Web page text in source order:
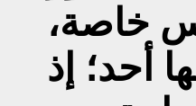
خاصة،
أحد؛ إذ